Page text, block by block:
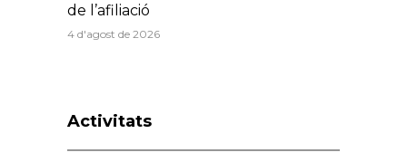
de l’afiliació
4 d'agost de 2026
Activitats